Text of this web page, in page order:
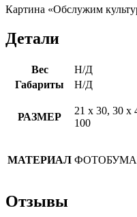
Картина «Обслужим
Детали
Вес
Н/Д
Габариты
Н/Д
РАЗМЕР
21 х 30, 30 х
100
МАТЕРИАЛ
Отзывы